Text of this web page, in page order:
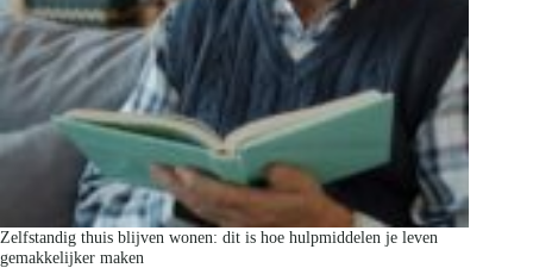
Zelfstandig thuis blijven wonen: dit is hoe hulpmiddelen je leven
gemakkelijker maken